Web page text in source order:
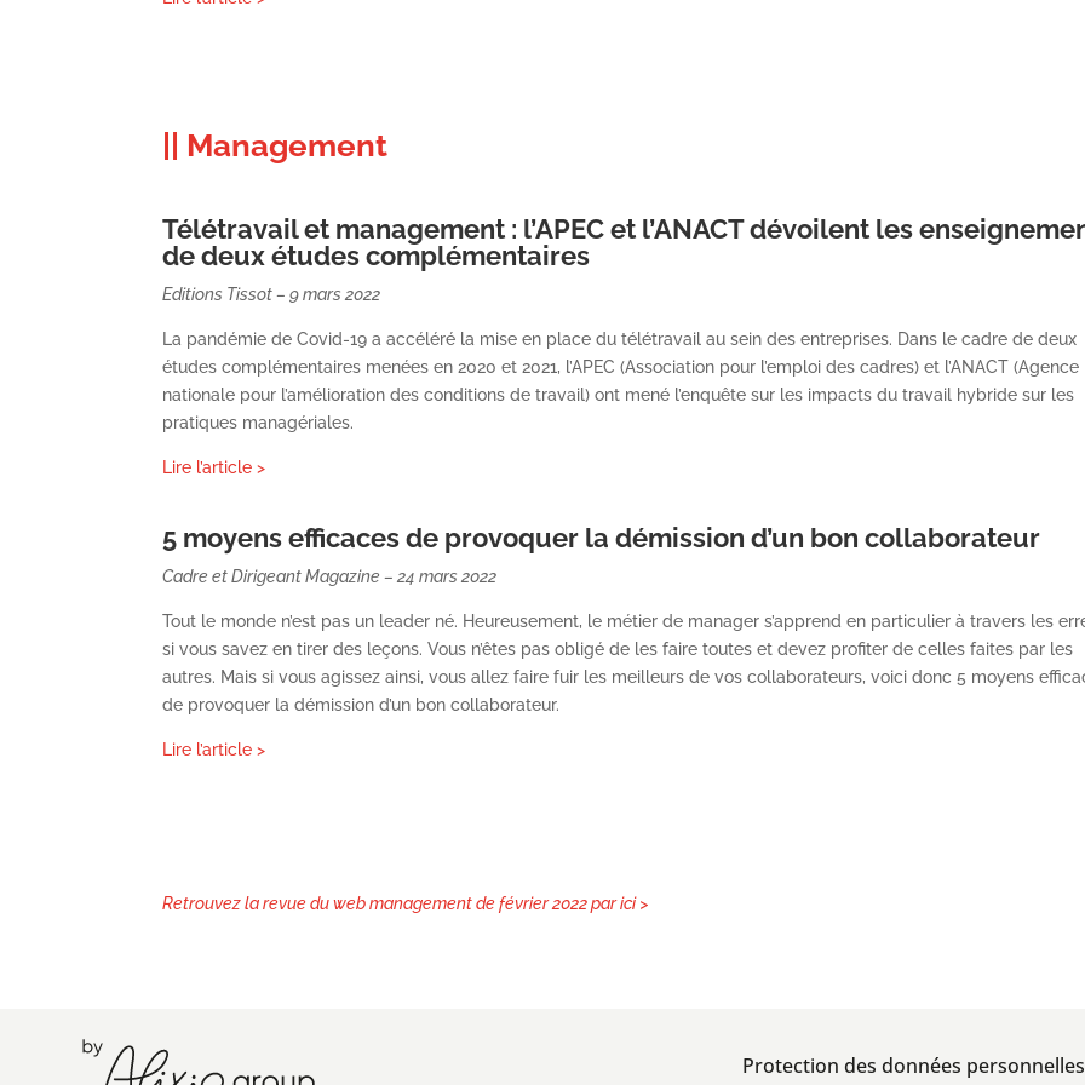
|| Management
Télétravail et management : l’APEC et l’ANACT dévoilent les
de deux études complémentaires
Editions Tissot – 9 mars 2022
La pandémie de Covid-19 a accéléré la mise en place du télétravail au sein des entreprises. Dans le cadre de deux
études complémentaires menées en 2020 et 2021, l’APEC (Association pour l’emploi des cadres) et l’ANACT (Agence
nationale pour l’amélioration des conditions de travail) ont mené l’enquête sur les impacts du travail hybride sur les
pratiques managériales.
Lire l’article >
5 moyens efficaces de provoquer la démission d’un bon collaborateur
Cadre et Dirigeant Magazine – 24 mars 2022
Tout le monde n’est pas un leader né. Heureusement, le métier de manager s’apprend en particulier à travers les
si vous savez en tirer des leçons. Vous n’êtes pas obligé de les faire toutes et devez profiter de celles faites par les
autres. Mais si vous agissez ainsi, vous allez faire fuir les meilleurs de vos collaborateurs, voici donc 5 moyens
de provoquer la démission d’un bon collaborateur.
Lire l’article >
Retrouvez la revue du web management de février 2022 par ici >
Protection des données personnelles